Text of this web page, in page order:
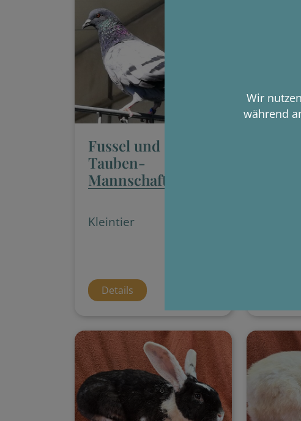
Wir
während
Fussel und die
Tauben-
Mannschaft
Kleintier
Details